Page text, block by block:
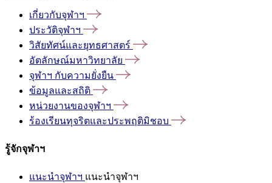
เกี่ยวกับจุฬาฯ
ประวัติจุฬาฯ
วิสัยทัศน์และยุทธศาสตร์
อัตลักษณ์มหาวิทยาลัย
จุฬาฯ กับความยั่งยืน
ข้อมูลและสถิติ
หน่วยงานของจุฬาฯ
ร้องเรียนทุจริตและประพฤติมิชอบ
รู้จักจุฬาฯ
แนะนำจุฬาฯ แนะนำจุฬาฯ